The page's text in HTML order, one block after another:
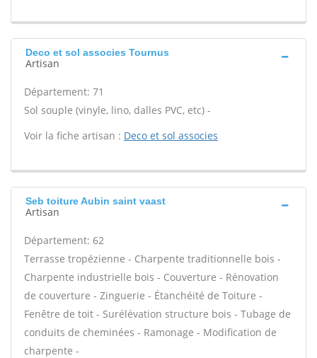
Deco et sol associes Tournus
Artisan
Département: 71
Sol souple (vinyle, lino, dalles PVC, etc) -
Voir la fiche artisan : Deco et sol associes
Seb toiture Aubin saint vaast
Artisan
Département: 62
Terrasse tropézienne - Charpente traditionnelle bois -
Charpente industrielle bois - Couverture - Rénovation
de couverture - Zinguerie - Étanchéité de Toiture -
Fenêtre de toit - Surélévation structure bois - Tubage de
conduits de cheminées - Ramonage - Modification de
charpente -